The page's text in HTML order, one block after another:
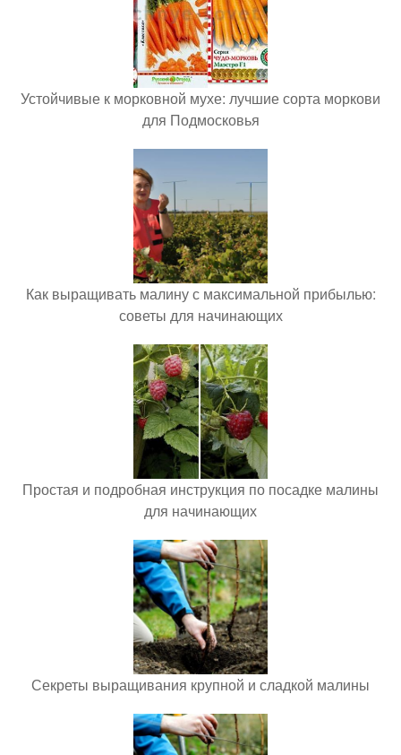
Устойчивые к морковной мухе: лучшие сорта моркови
для Подмосковья
Как выращивать малину с максимальной прибылью:
советы для начинающих
Простая и подробная инструкция по посадке малины
для начинающих
Секреты выращивания крупной и сладкой малины